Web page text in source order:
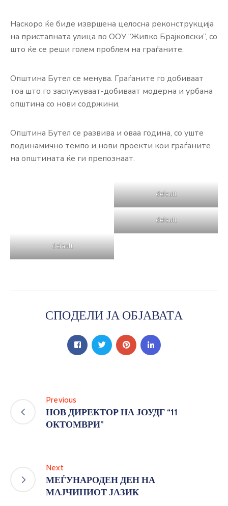
Наскоро ќе биде извршена целосна реконструкција
на пристапната улица во ООУ “Живко Брајковски”, со
што ќе се реши голем проблем на граѓаните.
Општина Бутел се менува. Граѓаните го добиваат
тоа што го заслужуваат-добиваат модерна и урбана
општина со нови содржини.
Општина Бутел се развива и оваа година, со уште
подинамично темпо и нови проекти кои граѓаните
на општината ќе ги препознаат.
default
default
default
СПОДЕЛИ ЈА ОБЈАВАТА
Previous
НОВ ДИРЕКТОР НА ЈОУДГ “11
ОКТОМВРИ”
Next
МЕЃУНАРОДЕН ДЕН НА
МАЈЧИНИОТ ЈАЗИК